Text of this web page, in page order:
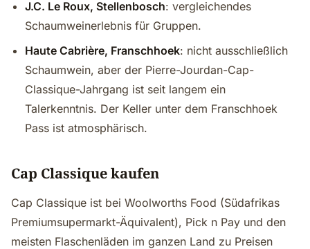
J.C. Le Roux, Stellenbosch: vergleichendes
Schaumweinerlebnis für Gruppen.
Haute Cabrière, Franschhoek: nicht ausschließlich
Schaumwein, aber der Pierre-Jourdan-Cap-
Classique-Jahrgang ist seit langem ein
Talerkenntnis. Der Keller unter dem Franschhoek
Pass ist atmosphärisch.
Cap Classique kaufen
Cap Classique ist bei Woolworths Food (Südafrikas
Premiumsupermarkt-Äquivalent), Pick n Pay und den
meisten Flaschenläden im ganzen Land zu Preisen